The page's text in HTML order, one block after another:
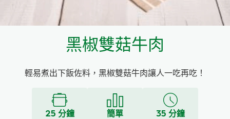
家樂牌雞湯粒
家樂牌純鮮清雞湯
黑椒雙菇牛肉
輕易煮出下飯佐料，黑椒雙菇牛肉讓人一吃再吃！
25 分鐘 簡單 35 分鐘